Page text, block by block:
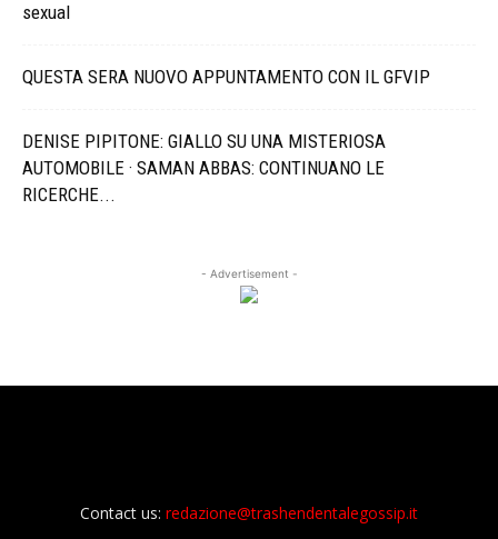
sexual
QUESTA SERA NUOVO APPUNTAMENTO CON IL GFVIP
DENISE PIPITONE: GIALLO SU UNA MISTERIOSA
AUTOMOBILE · SAMAN ABBAS: CONTINUANO LE
RICERCHE...
- Advertisement -
Contact us: redazione@trashendentalegossip.it